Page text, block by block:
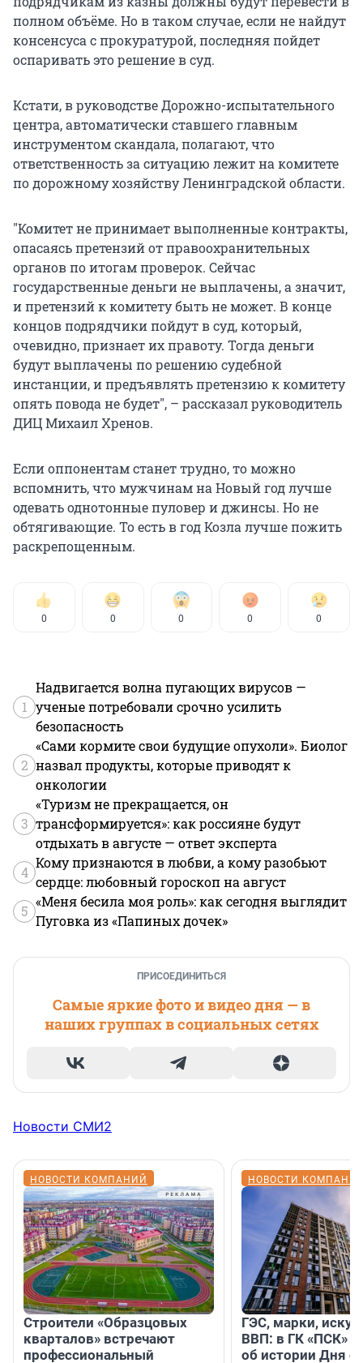
полном объёме. Но в таком случае, если не найдут
консенсуса с прокуратурой, последняя пойдет
оспаривать это решение в суд.
Кстати, в руководстве Дорожно-испытательного
центра, автоматически ставшего главным
инструментом скандала, полагают, что
ответственность за ситуацию лежит на комитете
по дорожному хозяйству Ленинградской области.
"Комитет не принимает выполненные контракты,
опасаясь претензий от правоохранительных
органов по итогам проверок. Сейчас
государственные деньги не выплачены, а значит,
и претензий к комитету быть не может. В конце
концов подрядчики пойдут в суд, который,
очевидно, признает их правоту. Тогда деньги
будут выплачены по решению судебной
инстанции, и предъявлять претензию к комитету
опять повода не будет", – рассказал руководитель
ДИЦ Михаил Хренов.
Если оппонентам станет трудно, то можно
вспомнить, что мужчинам на Новый год лучше
одевать однотонные пуловер и джинсы. Но не
обтягивающие. То есть в год Козла лучше пожить
раскрепощенным.
0 0 0 0 0
1
Надвигается волна пугающих вирусов —
ученые потребовали срочно усилить
безопасность
2
«Сами кормите свои будущие опухоли». Биолог
назвал продукты, которые приводят к
онкологии
3
«Туризм не прекращается, он
трансформируется»: как россияне будут
отдыхать в августе — ответ эксперта
4
Кому признаются в любви, а кому разобьют
сердце: любовный гороскоп на август
5
«Меня бесила моя роль»: как сегодня выглядит
Пуговка из «Папиных дочек»
ПРИСОЕДИНИТЬСЯ
Самые яркие фото и видео дня — в
наших группах в социальных сетях
Новости СМИ2
НОВОСТИ КОМПАНИЙ
Строители «Образцовых
кварталов» встречают
профессиональный
НОВОСТИ
ГЭС, марки,
ВВП: в ГК «ПСК»
об истории Дня